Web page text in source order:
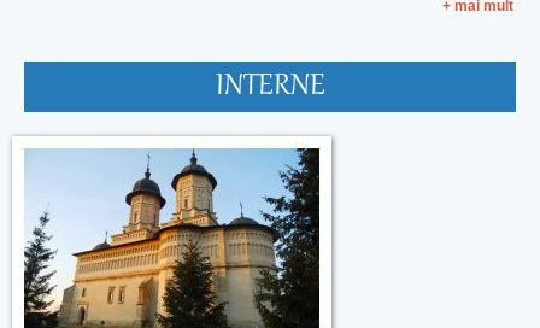
Malta
Muntenegru
+ mai mult
INTERNE